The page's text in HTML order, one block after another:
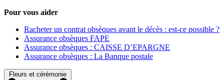
Pour vous aider
Racheter un contrat obsèques avant le décès : est-ce possible ?
Assurance obsèques FAPE
Assurance obsèques : CAISSE D’EPARGNE
Assurance obsèques : La Banque postale
Fleurs et cérémonie